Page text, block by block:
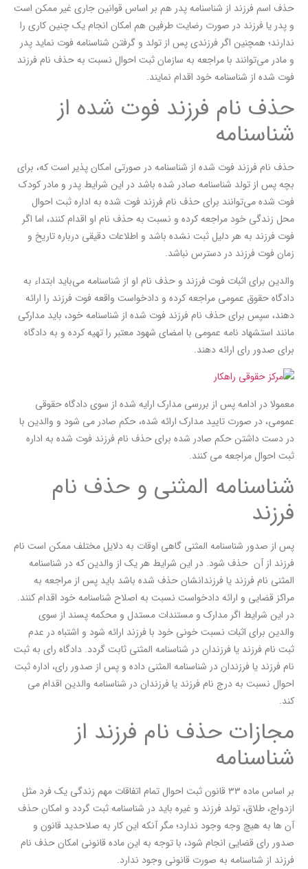
حذف اسم فرزند از شناسنامه پدر هم بر اساس قوانین جاری غیر ممکن است
و پدر یا فرزند در صورت رضایت طرفین هم امکان انجام یک چنین کاری را
ندارند؛ همچنین اگر فرزندی پس از تولد و گرفتن شناسنامه فوت نماید پدر
و مادر می‌توانند با مراجعه به سازمان ثبت احوال نسبت به حذف نام فرزند
فوت شده از شناسنامه خود اقدام نمایند.
حذف نام فرزند فوت شده از
شناسنامه
حذف نام فرزند فوت شده از شناسنامه در صورتی امکان پذیر است که، برای
بچه پس از تولد شناسنامه صادر شده باشد در این شرایط پدر و مادر کودک
فوت شده می‌توانند برای حذف نام فرزند فوت شده به اداره ثبت احوال
محل زندگی خود مراجعه کرده و نسبت به حذف نام او اقدام کنند، اما اگر
فوت فرزند به هر دلیل ثبت نشده باشد و اطلاعات دقیقی درباره تاریخ و
زمان فوت فرزند در دسترس نباشد.
والدین برای اثبات فوت فرزند و حذف نام او از شناسنامه می‌باید ابتداء به
دادگاه حقوق عمومی مراجعه کرده و دادخواست واقعه فوت فرزند را ارائه
دهند، سپس برای حذف نام فرزند فوت شده از شناسنامه خود، باید مدارکی
مانند استشهاد نامه عمومی با امضای شهود معتبر را تهیه کرده و به دادگاه
برای صدور رای ارائه دهند.
معمولا در ادامه پس از بررسی مدارک ارایه شده از سوی دادگاه حقوقی
عمومی، در صورت تایید مدارک ارائه شده، حکم صادر می شود و والدین با
در دست داشتن حکم صادر شده برای حذف نام فرزند فوت شده به اداره
ثبت احوال مراجعه می کنند.
شناسنامه المثنی و حذف نام
فرزند
پس از صدور شناسنامه المثنی گاهی اوقات به دلایل مختلف ممکن است نام
فرزند از آن حذف شود. در این شرایط هر یک از والدین که در شناسنامه
المثنی نام فرزند یا فرزندانشان حذف شده باشد باید پس از مراجعه به
مراکز قضایی و ارائه دادخواست نسبت به اصلاح شناسنامه خود اقدام کنند.
در این شرایط اگر مدارک و مستندات مستدل و محکمه پسند از سوی
والدین برای اثبات نسبت خونی خود با فرزند ارائه شود و اشتباه در عدم
ثبت نام فرزند یا فرزندان در شناسنامه المثنی ثابت گردد. دادگاه رای به ثبت
نام فرزند یا فرزندان در شناسنامه المثنی داده و پس از صدور رای، اداره ثبت
احوال نسبت به درج نام فرزند یا فرزندان در شناسنامه والدین اقدام می
کند.
مجازات حذف نام فرزند از
شناسنامه
بر اساس ماده ۳۳ قانون ثبت احوال تمام اتفاقات مهم زندگی یک فرد مثل
ازدواج، طلاق، تولد فرزند و غیره باید در شناسنامه ثبت گردد و امکان حذف
آن ها به هیچ وجه وجود ندارد؛ مگر آنکه این کار به صلاحدید قانون و
صدور رای قضایی انجام شود، با توجه به این ماده قانونی امکان حذف نام
فرزند از شناسنامه به صورت قانونی وجود ندارد.